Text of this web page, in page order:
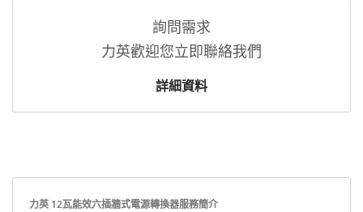
詢問需求
力英歡迎您立即聯絡我們
詳細資料
力英 12瓦能效六插牆式電源轉換器服務簡介